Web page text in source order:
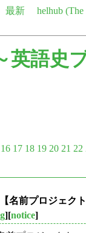
最新
helhub
英語史
16 17 18 19 20 21 22
名前プロジェク
][notice]